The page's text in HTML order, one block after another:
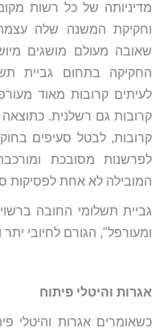
מדיניותה של כל רשות
וחקיקת המשנה שלה
שאובה מעולם מושגים
החקיקה בתחום גביית
לעיתים קרובות מאוד
קרובות גם רשלנית.
קרובות, לבטל סעיפים
לפרשנות מסובכת
המובילה לא אחת לפסיקות
גביית תשלומי החובה
ומעורפל", הגורם לחיובי
אגרות והיטלי פיתוח
כשאומרים אגרות והיטלי